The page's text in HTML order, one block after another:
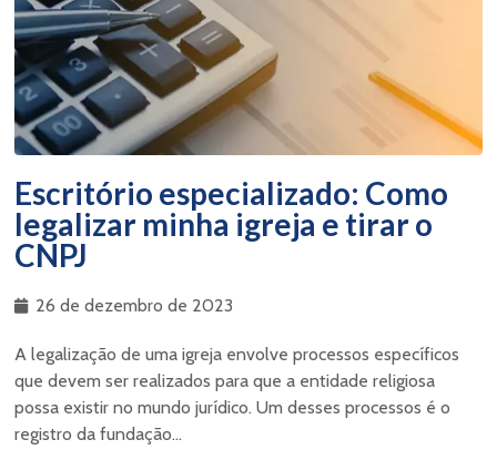
Escritório especializado: Como
legalizar minha igreja e tirar o
CNPJ
26 de dezembro de 2023
A legalização de uma igreja envolve processos específicos
que devem ser realizados para que a entidade religiosa
possa existir no mundo jurídico. Um desses processos é o
registro da fundação...